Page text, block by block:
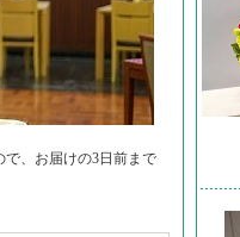
、お届けの3日前まで